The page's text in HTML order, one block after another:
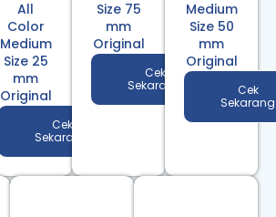
All
Color
Medium
Size 25
mm
Original
Cek
Sekarang
Size 75
mm
Original
Cek
Sekarang
Medium
Size 50
mm
Original
Cek
Sekarang